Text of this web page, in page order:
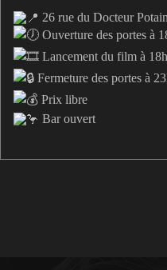
26 rue du Docteur
Ouverture des portes à
Lancement du film à
Fermeture des portes à
Prix libre
Bar ouvert